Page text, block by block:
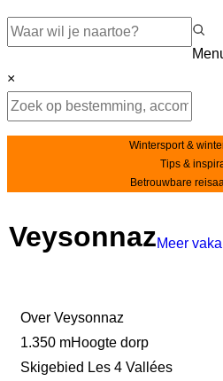
×
Wintersport &
Tips &
Betrouwbare
VeysonnazMeer
Over Veysonnaz
1.350 mHoogte dorp
Skigebied Les 4 Vallées